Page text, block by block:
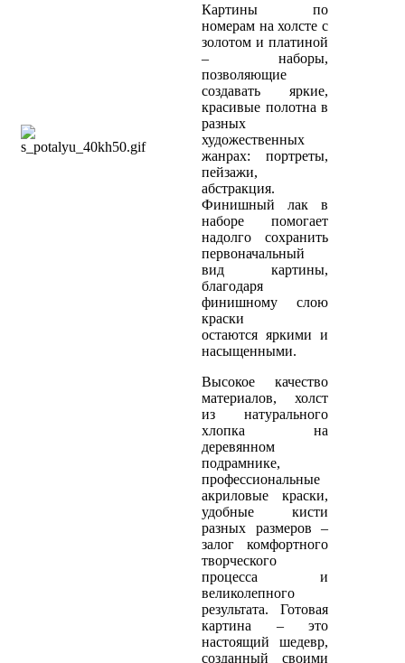
Картины по
номерам на холсте с
золотом и платиной
– наборы,
позволяющие
создавать яркие,
красивые полотна в
разных
художественных
жанрах: портреты,
пейзажи,
абстракция.
Финишный лак в
наборе помогает
надолго сохранить
первоначальный
вид картины,
благодаря
финишному слою
краски
остаются яркими и
насыщенными.
Высокое качество
материалов, холст
из натурального
хлопка на
деревянном
подрамнике,
профессиональные
акриловые краски,
удобные кисти
разных размеров –
залог комфортного
творческого
процесса и
великолепного
результата. Готовая
картина – это
настоящий шедевр,
созданный своими